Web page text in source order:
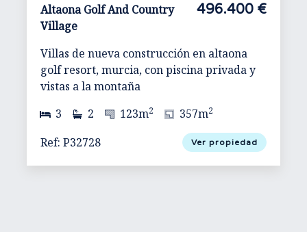
Altaona Golf And Country
Village
496.400 €
Villas de nueva construcción en altaona
golf resort, murcia, con piscina privada y
vistas a la montaña
3
2 123m2 357m2
Ref: P32728 Ver propiedad